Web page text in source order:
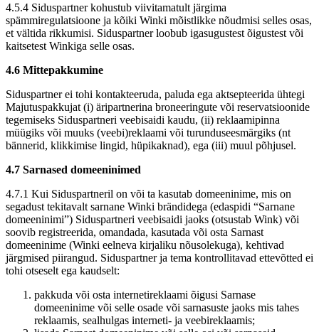
4.5.4 Siduspartner kohustub viivitamatult järgima
spämmiregulatsioone ja kõiki Winki mõistlikke nõudmisi selles osas,
et vältida rikkumisi. Siduspartner loobub igasugustest õigustest või
kaitsetest Winkiga selle osas.
4.6 Mittepakkumine
Siduspartner ei tohi kontakteeruda, paluda ega aktsepteerida ühtegi
Majutuspakkujat (i) äripartnerina broneeringute või reservatsioonide
tegemiseks Siduspartneri veebisaidi kaudu, (ii) reklaamipinna
müügiks või muuks (veebi)reklaami või turunduseesmärgiks (nt
bännerid, klikkimise lingid, hüpikaknad), ega (iii) muul põhjusel.
4.7 Sarnased domeeninimed
4.7.1 Kui Siduspartneril on või ta kasutab domeeninime, mis on
segadust tekitavalt sarnane Winki brändidega (edaspidi “Sarnane
domeeninimi”) Siduspartneri veebisaidi jaoks (otsustab Wink) või
soovib registreerida, omandada, kasutada või osta Sarnast
domeeninime (Winki eelneva kirjaliku nõusolekuga), kehtivad
järgmised piirangud. Siduspartner ja tema kontrollitavad ettevõtted ei
tohi otseselt ega kaudselt:
pakkuda või osta internetireklaami õigusi Sarnase
domeeninime või selle osade või sarnasuste jaoks mis tahes
reklaamis, sealhulgas interneti- ja veebireklaamis;